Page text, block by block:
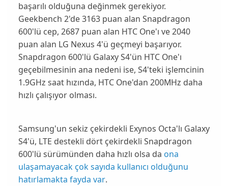
başarılı olduğuna değinmek gerekiyor.
Geekbench 2'de 3163 puan alan Snapdragon
600'lü cep, 2687 puan alan HTC One'ı ve 2040
puan alan LG Nexus 4'ü geçmeyi başarıyor.
Snapdragon 600'lü Galaxy S4'ün HTC One'ı
geçebilmesinin ana nedeni ise, S4'teki işlemcinin
1.9GHz saat hızında, HTC One'dan 200MHz daha
hızlı çalışıyor olması.
Samsung'un sekiz çekirdekli Exynos Octa'lı Galaxy
S4'ü, LTE destekli dört çekirdekli Snapdragon
600'lü sürümünden daha hızlı olsa da ona
ulaşamayacak çok sayıda kullanıcı olduğunu
hatırlamakta fayda var.